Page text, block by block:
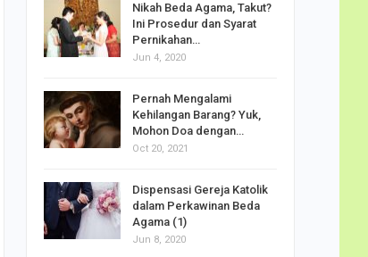
Nikah Beda Agama, Takut?
Ini Prosedur dan Syarat
Pernikahan…
Jun 4, 2020
Pernah Mengalami
Kehilangan Barang? Yuk,
Mohon Doa dengan…
Oct 20, 2021
Dispensasi Gereja Katolik
dalam Perkawinan Beda
Agama (1)
Jun 8, 2020